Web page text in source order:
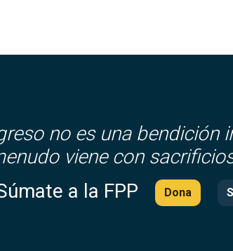
no es una bendición
viene con
a la FPP
Dona